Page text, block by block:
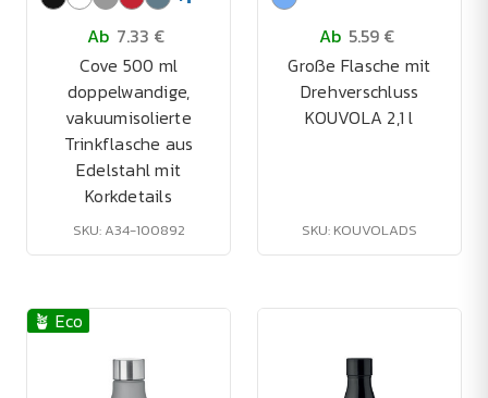
Ab 7.33 €
Cove 500 ml
doppelwandige,
vakuumisolierte
Trinkflasche aus
Edelstahl mit
Korkdetails
SKU: A34-100892
Ab 5.59 €
Große Flasche mit
Drehverschluss
KOUVOLA 2,1 l
SKU: KOUVOLADS
🪴 Eco